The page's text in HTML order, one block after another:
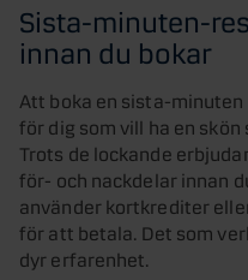
Sista-minuten-
innan du bokar
Att boka en sista-minuten
för dig som vill ha en
Trots de lockande
för- och nackdelar innan
använder kortkrediter
för att betala. Det som
dyr erfarenhet.